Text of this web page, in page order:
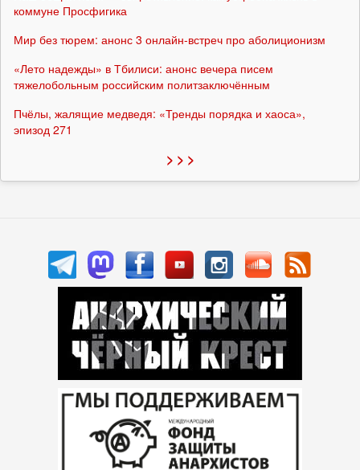
коммуне Просфигика
Мир без тюрем: анонс 3 онлайн-встреч про аболиционизм
«Лето надежды» в Тбилиси: анонс вечера писем
тяжелобольным российским политзаключённым
Пчёлы, жалящие медведя: «Тренды порядка и хаоса»,
эпизод 271
> > >